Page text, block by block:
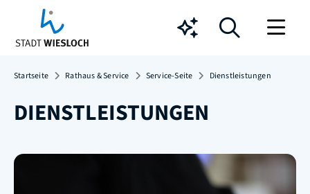
Chatbot
Startseite Rathaus & Service Service-Seite Dienstleistungen
DIENSTLEISTUNGEN